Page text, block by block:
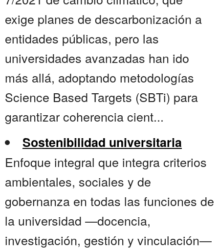
exige planes de descarbonización a
entidades públicas, pero las
universidades avanzadas han ido
más allá, adoptando metodologías
Science Based Targets (SBTi) para
garantizar coherencia cient...
Sostenibilidad universitaria
Enfoque integral que integra criterios
ambientales, sociales y de
gobernanza en todas las funciones de
la universidad —docencia,
investigación, gestión y vinculación—